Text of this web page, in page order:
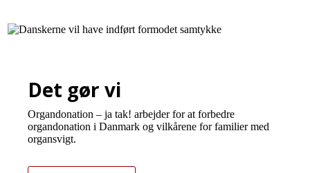
Det gør vi
Organdonation – ja tak! arbejder for at forbedre
organdonation i Danmark og vilkårene for familier med
organsvigt.